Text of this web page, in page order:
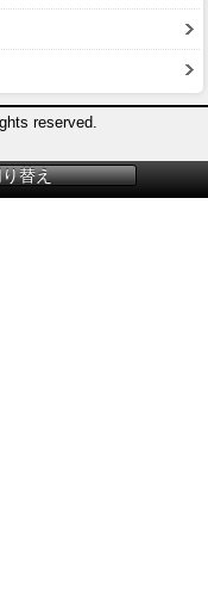
reserved.
替え